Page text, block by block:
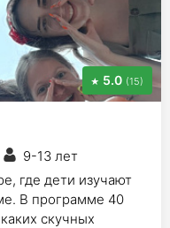
5.0 (15)
9-13 лет
где дети изучают
В программе 40
скучных